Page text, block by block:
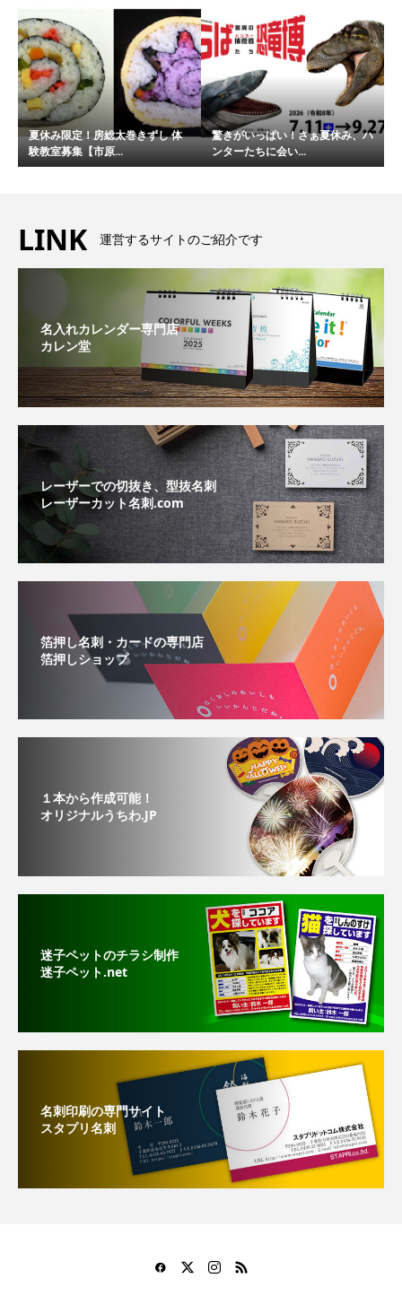
夏休み限定！房総太巻きずし 体
験教室募集【市原...
驚きがいっぱい！さぁ夏休み、ハ
ンターたちに会い...
LINK 運営するサイトのご紹介です
名入れカレンダー専門店
カレン堂
レーザーでの切抜き、型抜名刺
レーザーカット名刺.com
箔押し名刺・カードの専門店
箔押しショップ
１本から作成可能！
オリジナルうちわ.JP
迷子ペットのチラシ制作
迷子ペット.net
名刺印刷の専門サイト
スタプリ名刺